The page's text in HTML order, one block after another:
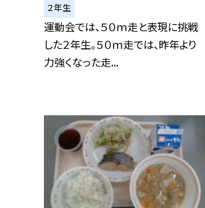
２年生
運動会では、５０ｍ走と表現に挑戦
した２年生。５０ｍ走では、昨年より
力強くなった走...